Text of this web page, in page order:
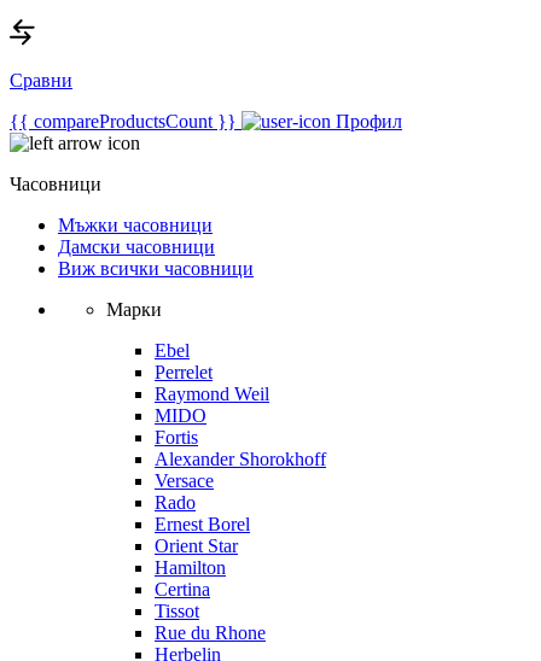
Сравни
{{ compareProductsCount }}
Профил
Часовници
Мъжки часовници
Дамски часовници
Виж всички часовници
Марки
Ebel
Perrelet
Raymond Weil
MIDO
Fortis
Alexander Shorokhoff
Versace
Rado
Ernest Borel
Orient Star
Hamilton
Certina
Tissot
Rue du Rhone
Herbelin